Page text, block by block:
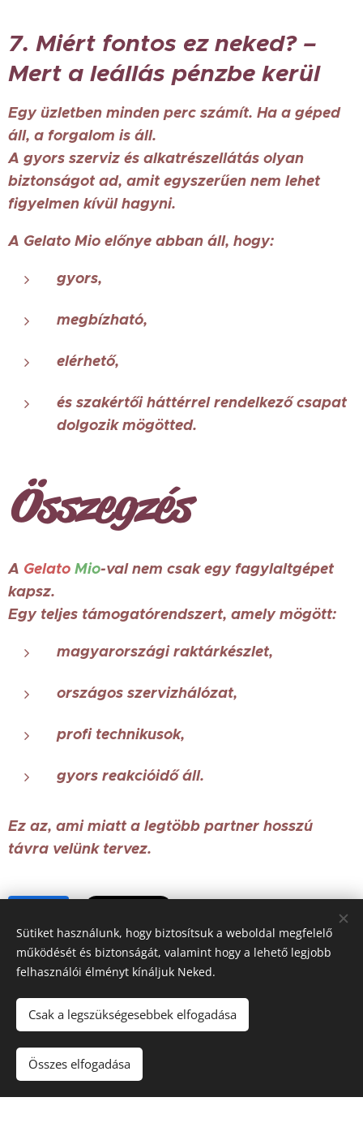
7. Miért fontos ez neked? –
Mert a leállás pénzbe kerül
Egy üzletben minden perc számít. Ha a géped
áll, a forgalom is áll.
A gyors szerviz és alkatrészellátás olyan
biztonságot ad, amit egyszerűen nem lehet
figyelmen kívül hagyni.
A Gelato Mio előnye abban áll, hogy:
gyors,
megbízható,
elérhető,
és szakértői háttérrel rendelkező csapat
dolgozik mögötted.
Összegzés
A Gelato Mio-val nem csak egy fagylaltgépet
kapsz.
Egy teljes támogatórendszert, amely mögött:
magyarországi raktárkészlet,
országos szervizhálózat,
profi technikusok,
gyors reakcióidő áll.
Ez az, ami miatt a legtöbb partner hosszú
távra velünk tervez.
Az oldalt a
Sütiket használunk, hogy biztosítsuk a weboldal megfelelő
működését és biztonságát, valamint hogy a lehető legjobb
felhasználói élményt kínáljuk Neked.
Csak a legszükségesebbek elfogadása
Összes elfogadása